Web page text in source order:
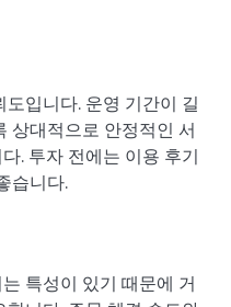
입니다. 운영 기간이 길
상대적으로 안정적인 서
. 투자 전에는 이용 후기
습니다.
특성이 있기 때문에 거